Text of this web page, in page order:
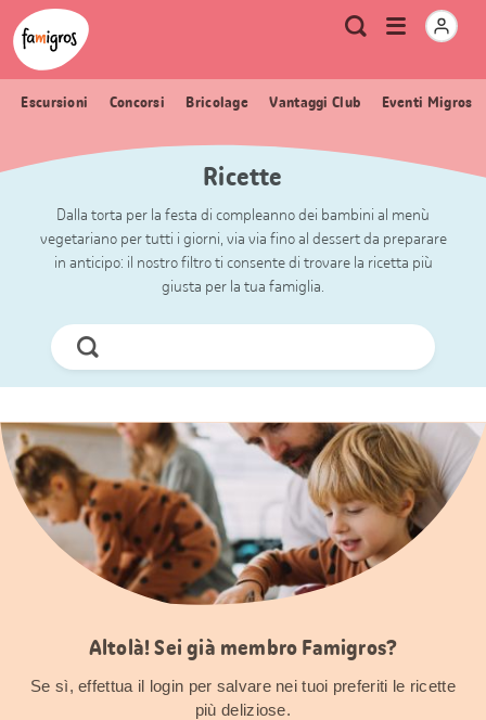
Navigazione
segnalibri
Header
Logo Metanavigazione
Ricerca
Apri
menu
Escursioni Concorsi Bricolage Vantaggi Club Eventi Migros
Ricette
Dalla torta per la festa di compleanno dei bambini al menù
vegetariano per tutti i giorni, via via fino al dessert da preparare
in anticipo: il nostro filtro ti consente di trovare la ricetta più
giusta per la tua famiglia.
Cerca
ora
Altolà! Sei già membro Famigros?
Se sì, effettua il login per salvare nei tuoi preferiti le ricette
più deliziose.